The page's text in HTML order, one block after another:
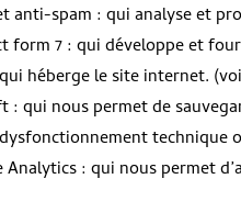
anti-spam : qui analyse et
form 7 : qui développe et
héberge le site internet.
: qui nous permet de
technique
Analytics : qui nous permet